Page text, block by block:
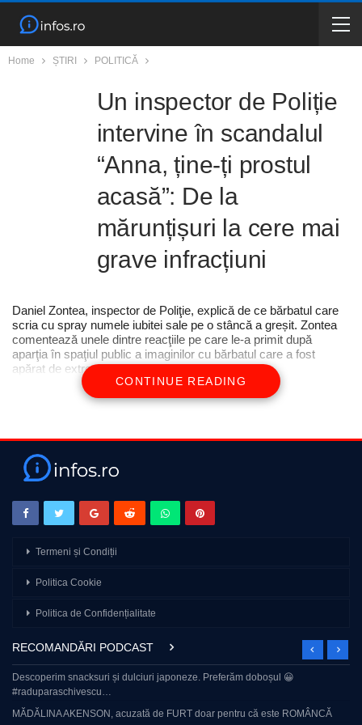
Home ȘTIRI POLITICĂ
Un inspector de Poliție
intervine în scandalul
“Anna, ține-ți prostul
acasă”: De la
mărunțișuri la cere mai
grave infracțiuni
Daniel Zontea, inspector de Poliţie, explică de ce bărbatul care
scria cu spray numele iubitei sale pe o stâncă a greșit. Zontea
comentează unele dintre reacţiile pe care le-a primit după
aparţia în spaţiul public a imaginilor cu bărbatul care a fost
apărat de extrem de mulți oameni.
CONTINUE READING
Termeni și Condiții
Politica Cookie
Politica de Confidențialitate
RECOMANDĂRI PODCAST
Descoperim snacksuri și dulciuri japoneze. Preferăm doboșul 😀
#raduparaschivescu…
MĂDĂLINA AKENSON, acuzată de FURT doar pentru că este ROMÂNCĂ